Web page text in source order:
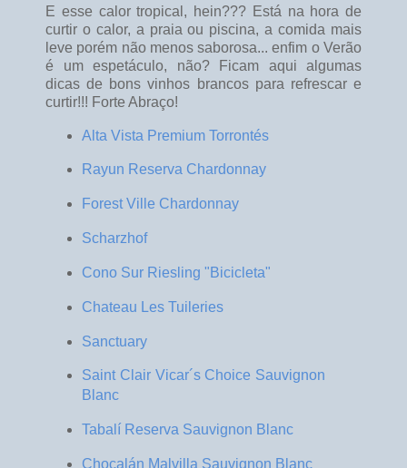
E esse calor tropical, hein??? Está na hora de
curtir o calor, a praia ou piscina, a comida mais
leve porém não menos saborosa... enfim o Verão
é um espetáculo, não? Ficam aqui algumas
dicas de bons vinhos brancos para refrescar e
curtir!!! Forte Abraço!
Alta Vista Premium Torrontés
Rayun Reserva Chardonnay
Forest Ville Chardonnay
Scharzhof
Cono Sur Riesling "Bicicleta"
Chateau Les Tuileries
Sanctuary
Saint Clair Vicar´s Choice Sauvignon
Blanc
Tabalí Reserva Sauvignon Blanc
Chocalán Malvilla Sauvignon Blanc